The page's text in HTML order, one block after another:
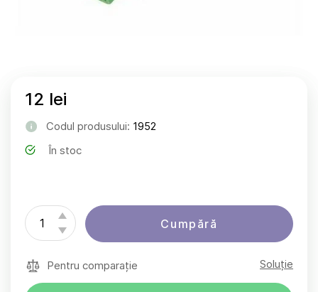
12 lei
Codul produsului: 1952
În stoc
Cumpără
Pentru comparație Soluție